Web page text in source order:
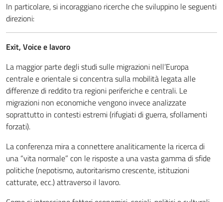
In particolare, si incoraggiano ricerche che sviluppino le seguenti
direzioni:
Exit, Voice e lavoro
La maggior parte degli studi sulle migrazioni nell’Europa
centrale e orientale si concentra sulla mobilità legata alle
differenze di reddito tra regioni periferiche e centrali. Le
migrazioni non economiche vengono invece analizzate
soprattutto in contesti estremi (rifugiati di guerra, sfollamenti
forzati).
La conferenza mira a connettere analiticamente la ricerca di
una “vita normale” con le risposte a una vasta gamma di sfide
politiche (nepotismo, autoritarismo crescente, istituzioni
catturate, ecc.) attraverso il lavoro.